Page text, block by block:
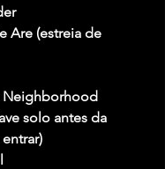
Are (estreia de
Neighborhood
solo antes da